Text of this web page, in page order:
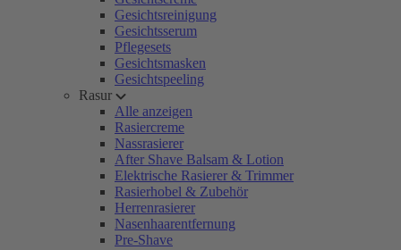
Gesichtsreinigung
Gesichtsserum
Pflegesets
Gesichtsmasken
Gesichtspeeling
Rasur
Alle anzeigen
Rasiercreme
Nassrasierer
After Shave Balsam & Lotion
Elektrische Rasierer & Trimmer
Rasierhobel & Zubehör
Herrenrasierer
Nasenhaarentfernung
Pre-Shave